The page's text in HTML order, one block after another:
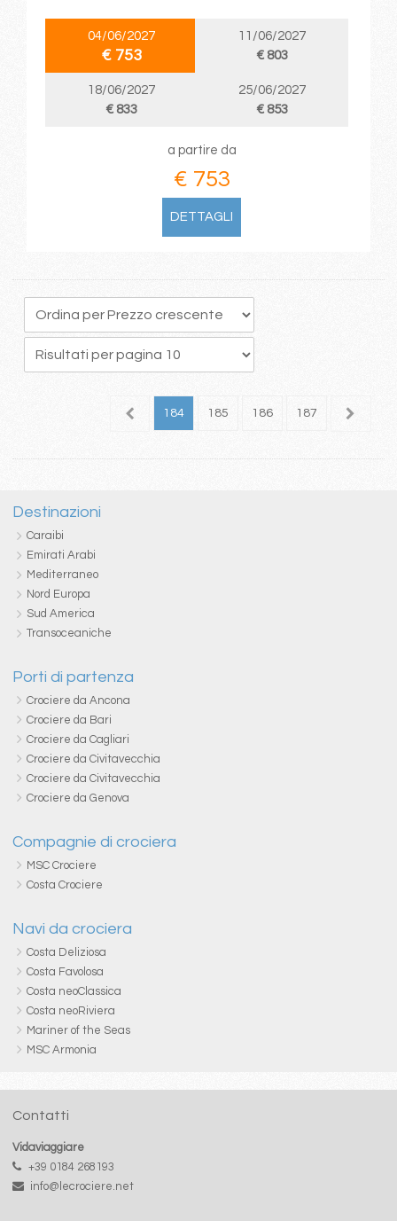
04/06/2027
€ 753
11/06/2027
€ 803
18/06/2027
€ 833
25/06/2027
€ 853
a partire da
€ 753
DETTAGLI
183 184 185 186 187 188
Destinazioni
Caraibi
Emirati Arabi
Mediterraneo
Nord Europa
Sud America
Transoceaniche
Porti di partenza
Crociere da Ancona
Crociere da Bari
Crociere da Cagliari
Crociere da Civitavecchia
Crociere da Civitavecchia
Crociere da Genova
Compagnie di crociera
MSC Crociere
Costa Crociere
Navi da crociera
Costa Deliziosa
Costa Favolosa
Costa neoClassica
Costa neoRiviera
Mariner of the Seas
MSC Armonia
Contatti
Vidaviaggiare
+39 0184 268193
info@lecrociere.net